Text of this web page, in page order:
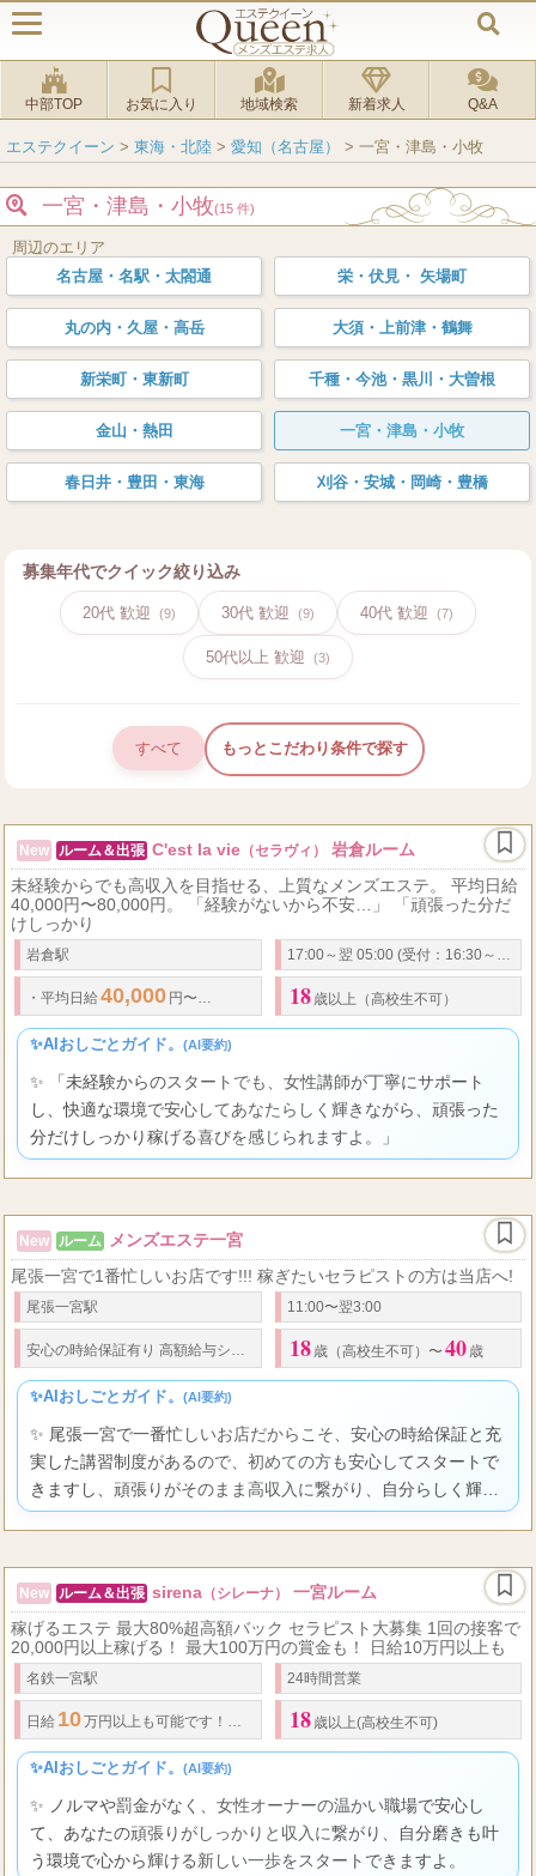
中部TOP お気に入り 地域検索 新着求人 Q&A
エステクイーン > 東海・北陸 > 愛知（名古屋） > 一宮・津島・小牧
一宮・津島・小牧(15 件)
周辺のエリア
名古屋・名駅・太閤通
栄・伏見・ 矢場町
丸の内・久屋・高岳 大須・上前津・鶴舞
新栄町・東新町 千種・今池・黒川・大曽根
金山・熱田 一宮・津島・小牧
春日井・豊田・東海 刈谷・安城・岡崎・豊橋
募集年代でクイック絞り込み
20代 歓迎 (9) 30代 歓迎 (9) 40代 歓迎 (7)
50代以上 歓迎 (3)
すべて もっとこだわり条件で探す
New ルーム＆出張 C'est la vie （セラヴィ）
岩倉ルーム
未経験からでも高収入を目指せる、上質なメンズエステ。 平均日給
40,000円〜80,000円。 「経験がないから不安…」 「頑張った分だ
けしっかり
岩倉駅 17:00～翌 05:00 (受付：16:30～翌3:00)
・ 平均日給 40,000 円〜 80,000 最高 75 ％バック可能・
18 歳以上（高校生不可）
✨AIおしごとガイド。 (AI要約)
✨ 「未経験からのスタートでも、女性講師が丁寧にサポート
し、快適な環境で安心してあなたらしく輝きながら、頑張った
分だけしっかり稼げる喜びを感じられますよ。」
New ルーム メンズエステ一宮
尾張一宮で1番忙しいお店です!!! 稼ぎたいセラピストの方は当店へ!
尾張一宮駅 11:00〜翌3:00
安心の時給保証有り 高額給与システム 1 接客で 5000円〜 3万以上も可!!! 指
18 歳（高校生不可）〜 40 歳
✨AIおしごとガイド。 (AI要約)
✨ 尾張一宮で一番忙しいお店だからこそ、安心の時給保証と充
実した講習制度があるので、初めての方も安心してスタートで
きますし、頑張りがそのまま高収入に繋がり、自分らしく輝け
る喜びを感じられる環境ですよ。
New ルーム＆出張 sirena （シレーナ）
一宮ルーム
稼げるエステ 最大80%超高額バック セラピスト大募集 1回の接客で
20,000円以上稼げる！ 最大100万円の賞金も！ 日給10万円以上も
名鉄一宮駅 24時間営業
日給 10万円以上も可能です！！ 最大 バック率80%ですので、 頑張り次第
18 歳以上(高校生不可)
✨AIおしごとガイド。 (AI要約)
✨ ノルマや罰金がなく、女性オーナーの温かい職場で安心し
て、あなたの頑張りがしっかりと収入に繋がり、自分磨きも叶
う環境で心から輝ける新しい一歩をスタートできますよ。